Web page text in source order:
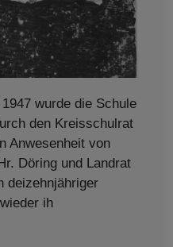
wurde die Schule
den Kreisschulrat
Anwesenheit von
Döring und Landrat
deizehnjähriger
ih